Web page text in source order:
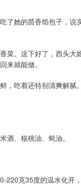
了她的茴香馅包子，
菜。这下好了，西头
来就能做。
，吃着还特别清爽解
酒、核桃油、蚝油。
克35度的温水化开，